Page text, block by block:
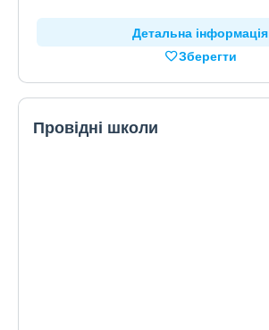
Детальна інформація
Зберегти
Провідні школи